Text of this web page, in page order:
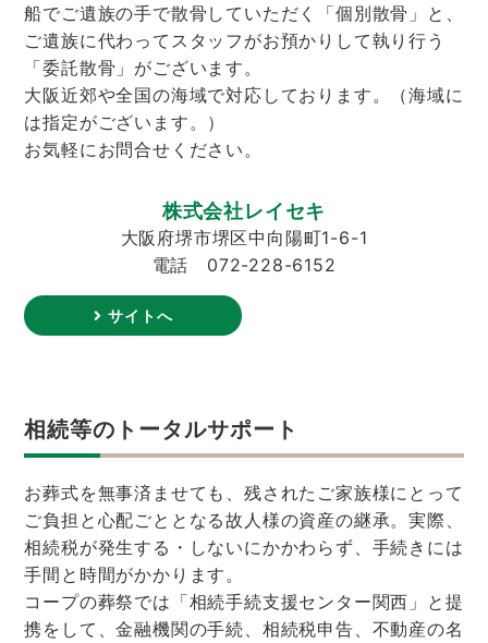
船でご遺族の手で散骨していただく「個別散骨」と、
ご遺族に代わってスタッフがお預かりして執り行う
「委託散骨」がございます。
大阪近郊や全国の海域で対応しております。（海域に
は指定がございます。）
お気軽にお問合せください。
株式会社レイセキ
大阪府堺市堺区中向陽町1-6-1
電話 072-228-6152
サイトへ
相続等のトータルサポート
お葬式を無事済ませても、残されたご家族様にとって
ご負担と心配ごととなる故人様の資産の継承。実際、
相続税が発生する・しないにかかわらず、手続きには
手間と時間がかかります。
コープの葬祭では「相続手続支援センター関西」と提
携をして、金融機関の手続、相続税申告、不動産の名